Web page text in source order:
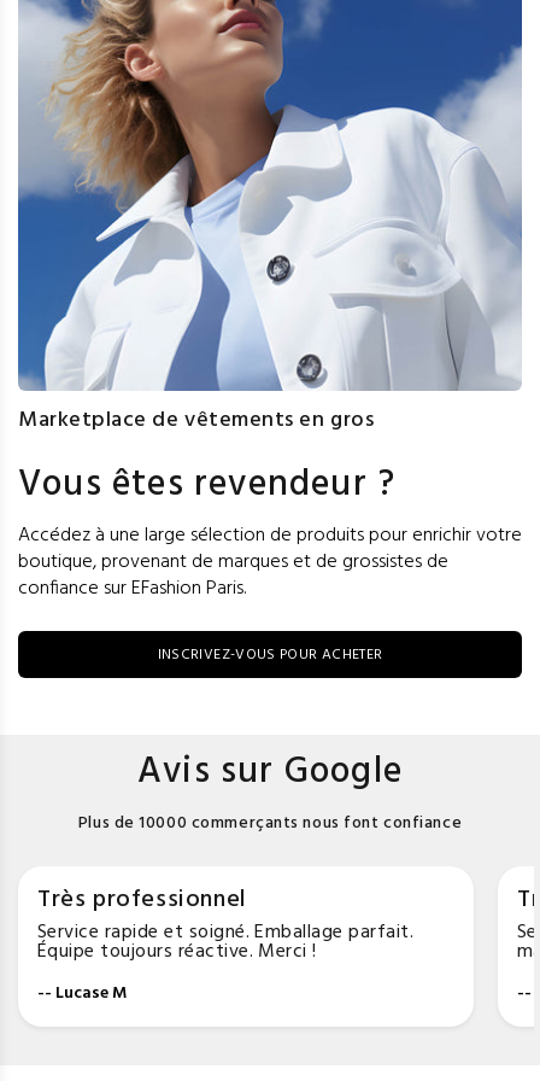
Marketplace de vêtements en gros
Vous êtes revendeur ?
Accédez à une large sélection de produits pour enrichir votre
boutique, provenant de marques et de grossistes de
confiance sur EFashion Paris.
INSCRIVEZ-VOUS POUR ACHETER
Avis sur Google
Plus de 10000 commerçants nous font confiance
Très professionnel
Service rapide et soigné. Emballage parfait.
Équipe toujours réactive. Merci !
-- Lucase M --